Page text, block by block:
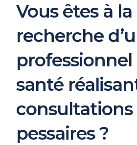
Vous êtes à la
recherche
professionnel
santé
consultations
pessaires ?